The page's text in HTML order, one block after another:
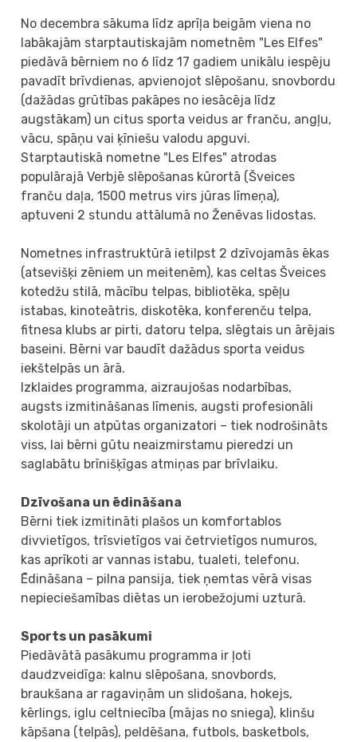
No decembra sākuma līdz aprīļa beigām viena no
labākajām starptautiskajām nometnēm "Les Elfes"
piedāvā bērniem no 6 līdz 17 gadiem unikālu iespēju
pavadīt brīvdienas, apvienojot slēpošanu, snovbordu
(dažādas grūtības pakāpes no iesācēja līdz
augstākam) un citus sporta veidus ar franču, angļu,
vācu, spāņu vai ķīniešu valodu apguvi.
Starptautiskā nometne "Les Elfes" atrodas
populārajā Verbjē slēpošanas kūrortā (Šveices
franču daļa, 1500 metrus virs jūras līmeņa),
aptuveni 2 stundu attālumā no Ženēvas lidostas.
Nometnes infrastruktūrā ietilpst 2 dzīvojamās ēkas
(atsevišķi zēniem un meitenēm), kas celtas Šveices
kotedžu stilā, mācību telpas, bibliotēka, spēļu
istabas, kinoteātris, diskotēka, konferenču telpa,
fitnesa klubs ar pirti, datoru telpa, slēgtais un ārējais
baseini. Bērni var baudīt dažādus sporta veidus
iekštelpās un ārā.
Izklaides programma, aizraujošas nodarbības,
augsts izmitināšanas līmenis, augsti profesionāli
skolotāji un atpūtas organizatori – tiek nodrošināts
viss, lai bērni gūtu neaizmirstamu pieredzi un
saglabātu brīnišķīgas atmiņas par brīvlaiku.
Dzīvošana un ēdināšana
Bērni tiek izmitināti plašos un komfortablos
divvietīgos, trīsvietīgos vai četrvietīgos numuros,
kas aprīkoti ar vannas istabu, tualeti, telefonu.
Ēdināšana – pilna pansija, tiek ņemtas vērā visas
nepieciešamības diētas un ierobežojumi uzturā.
Sports un pasākumi
Piedāvātā pasākumu programma ir ļoti
daudzveidīga: kalnu slēpošana, snovbords,
braukšana ar ragaviņām un slidošana, hokejs,
kērlings, iglu celtniecība (mājas no sniega), klinšu
kāpšana (telpās), peldēšana, futbols, basketbols,